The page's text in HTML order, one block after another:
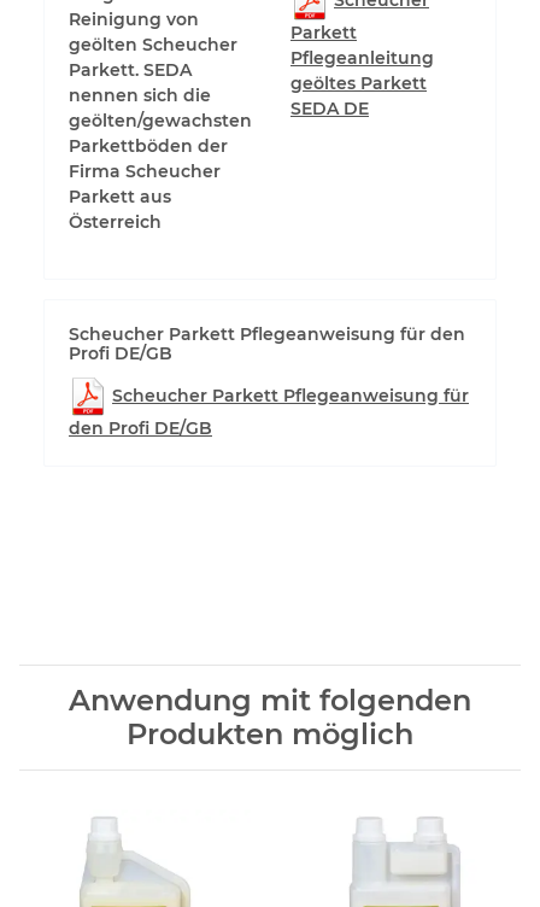
Reinigung von
geölten Scheucher
Parkett. SEDA
nennen sich die
geölten/gewachsten
Parkettböden der
Firma Scheucher
Parkett aus
Österreich
Parkett
Pflegeanleitung
geöltes Parkett
SEDA DE
Scheucher Parkett Pflegeanweisung für den
Profi DE/GB
Scheucher Parkett Pflegeanweisung für
den Profi DE/GB
Anwendung mit folgenden
Produkten möglich